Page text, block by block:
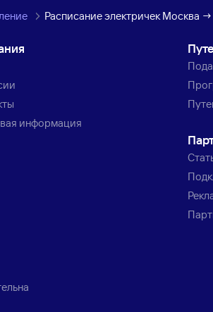
Расписание электричек Москва
информация